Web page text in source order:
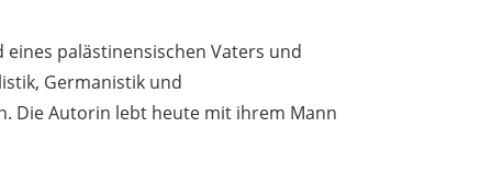
eines palästinensischen Vaters und
Germanistik und
Die Autorin lebt heute mit ihrem Mann